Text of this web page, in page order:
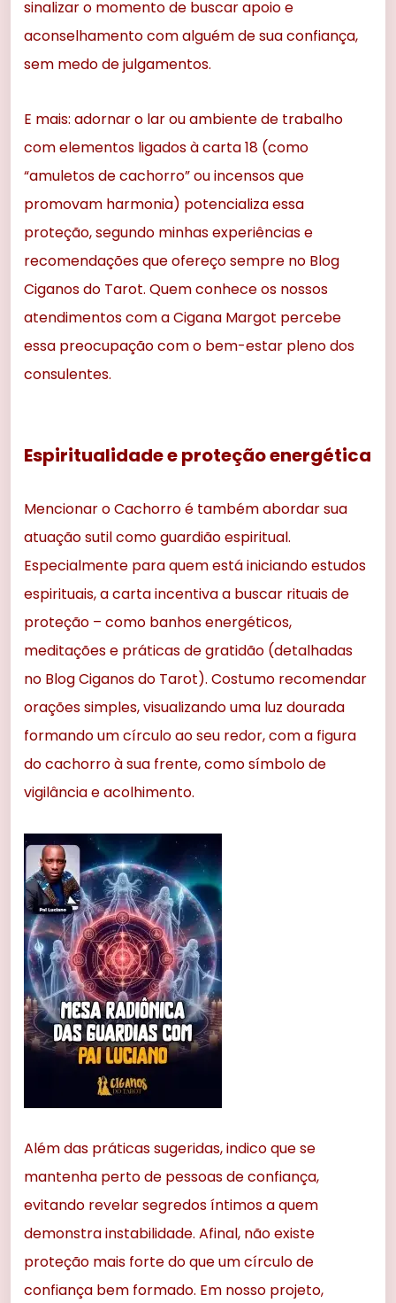
sinalizar o momento de buscar apoio e
aconselhamento com alguém de sua confiança,
sem medo de julgamentos.
E mais: adornar o lar ou ambiente de trabalho
com elementos ligados à carta 18 (como
“amuletos de cachorro” ou incensos que
promovam harmonia) potencializa essa
proteção, segundo minhas experiências e
recomendações que ofereço sempre no Blog
Ciganos do Tarot. Quem conhece os nossos
atendimentos com a Cigana Margot percebe
essa preocupação com o bem-estar pleno dos
consulentes.
Espiritualidade e proteção energética
Mencionar o Cachorro é também abordar sua
atuação sutil como guardião espiritual.
Especialmente para quem está iniciando estudos
espirituais, a carta incentiva a buscar rituais de
proteção – como banhos energéticos,
meditações e práticas de gratidão (detalhadas
no Blog Ciganos do Tarot). Costumo recomendar
orações simples, visualizando uma luz dourada
formando um círculo ao seu redor, com a figura
do cachorro à sua frente, como símbolo de
vigilância e acolhimento.
Além das práticas sugeridas, indico que se
mantenha perto de pessoas de confiança,
evitando revelar segredos íntimos a quem
demonstra instabilidade. Afinal, não existe
proteção mais forte do que um círculo de
confiança bem formado. Em nosso projeto,